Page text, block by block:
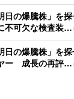
日の爆騰株」を
不可欠な検査装…
日の爆騰株」を
ー 成長の再評…